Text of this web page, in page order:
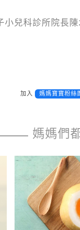
兒科診所院長陳
加入 媽媽寶寶粉絲
媽媽們